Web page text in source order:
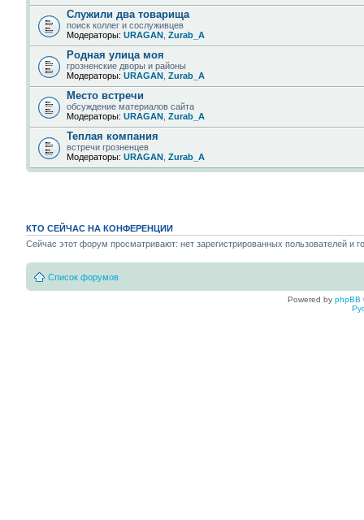
Служили два товарища
поиск коллег и сослуживцев
Модераторы: URAGAN Zurab_A
Родная улица моя
грозненские дворы и районы
Модераторы: URAGAN Zurab_A
Место встречи
обсуждение материалов сайта
Модераторы: URAGAN Zurab_A
Теплая компания
встречи грозненцев
Модераторы: URAGAN Zurab_A
КТО СЕЙЧАС НА КОНФЕРЕНЦИИ
Сейчас этот форум просматривают: нет зарегистрированных пользователей и
Список форумов
Powered by phpBB